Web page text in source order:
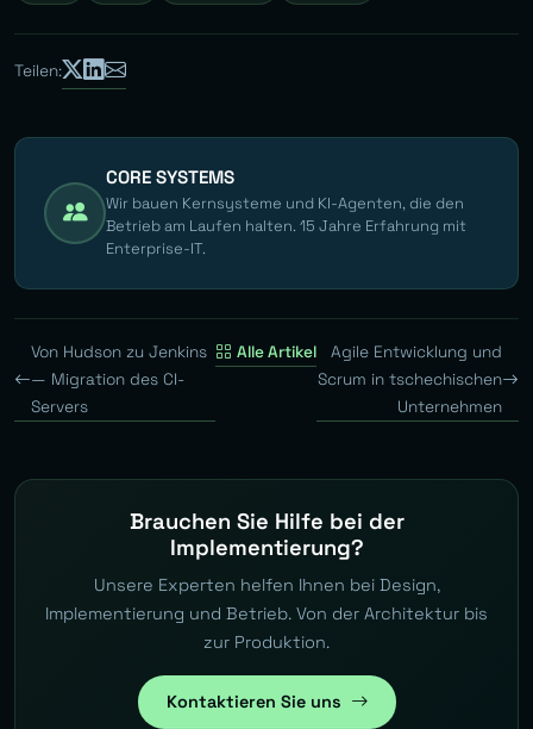
Teilen:
CORE SYSTEMS
Wir bauen Kernsysteme und KI-Agenten, die den
Betrieb am Laufen halten. 15 Jahre Erfahrung mit
Enterprise-IT.
Von Hudson zu Jenkins
— Migration des CI-
Servers
Alle Artikel
Agile Entwicklung und
Scrum in tschechischen
Unternehmen
Brauchen Sie Hilfe bei der
Implementierung?
Unsere Experten helfen Ihnen bei Design,
Implementierung und Betrieb. Von der Architektur bis
zur Produktion.
Kontaktieren Sie uns